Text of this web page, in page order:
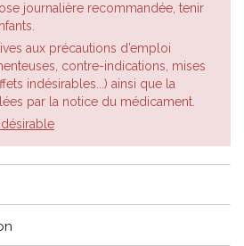
journalière recommandée, tenir
aux précautions d’emploi
contre-indications, mises
indésirables...) ainsi que la
par la notice du médicament.